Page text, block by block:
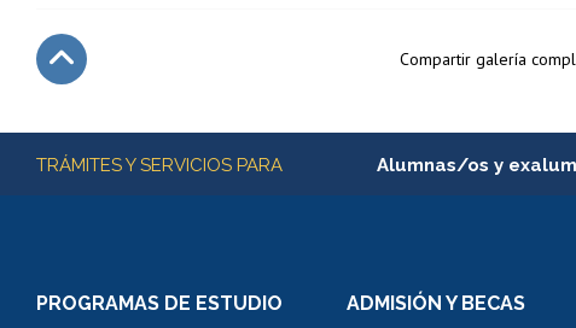
Compartir galería
Más información
TRÁMITES Y SERVICIOS PARA Alumnas/os y
PROGRAMAS DE ESTUDIO ADMISIÓN Y BECAS